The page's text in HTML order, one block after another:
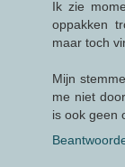
Ik zie
oppakken
maar toch
Mijn
me niet
is ook geen